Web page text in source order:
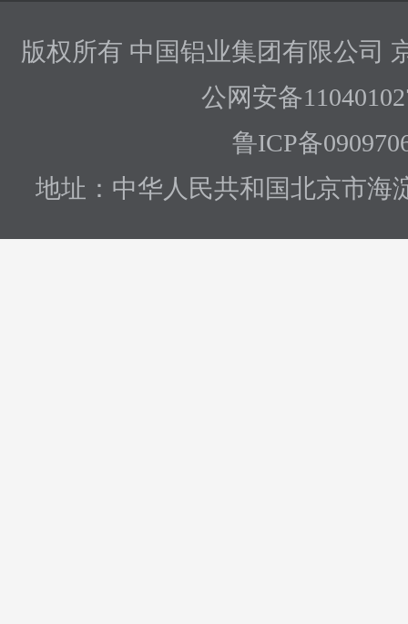
版权所有 中国铝业集团有限公司
公网安备
鲁ICP备
地址：中华人民共和国北京市海